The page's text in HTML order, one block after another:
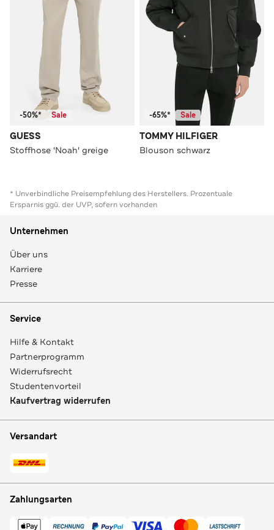
-50%* Sale
GUESS
Stoffhose 'Noah' greige
-65%* Sale
TOMMY HILFIGER
Blouson schwarz
* Unverbindliche Preisempfehlung des Herstellers. Prozentuale
Ersparnis ggü. der UVP, sofern vorhanden
Unternehmen
Über uns
Karriere
Presse
Service
Hilfe & Kontakt
Partnerprogramm
Widerrufsrecht
Studentenvorteil
Kaufvertrag widerrufen
Versandart
Zahlungsarten